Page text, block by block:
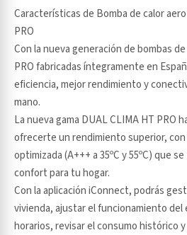
Características de Bomba de calor
PRO
Con la nueva generación de bombas
PRO fabricadas íntegramente en
eficiencia, mejor rendimiento y
mano.
La nueva gama DUAL CLIMA HT PRO
ofrecerte un rendimiento superior,
optimizada (A+++ a 35ºC y 55ºC) que
confort para tu hogar.
Con la aplicación iConnect, podrás
vivienda, ajustar el funcionamiento del
horarios, revisar el consumo histórico